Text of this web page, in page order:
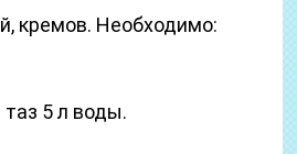
кремов. Необходимо:
таз 5 л воды.